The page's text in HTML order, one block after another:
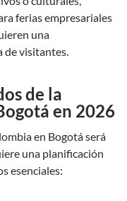
ferias empresariales
una
de visitantes.
de la
en 2026
en Bogotá será
una planificación
esenciales: